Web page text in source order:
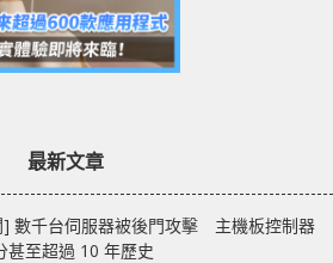
最新文章
] 數千台伺服器被後門攻擊 主機板控制器
甚至超過 10 年歷史